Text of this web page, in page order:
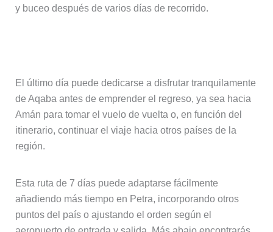
y buceo después de varios días de recorrido.
El último día puede dedicarse a disfrutar tranquilamente
de Aqaba antes de emprender el regreso, ya sea hacia
Amán para tomar el vuelo de vuelta o, en función del
itinerario, continuar el viaje hacia otros países de la
región.
Esta ruta de 7 días puede adaptarse fácilmente
añadiendo más tiempo en Petra, incorporando otros
puntos del país o ajustando el orden según el